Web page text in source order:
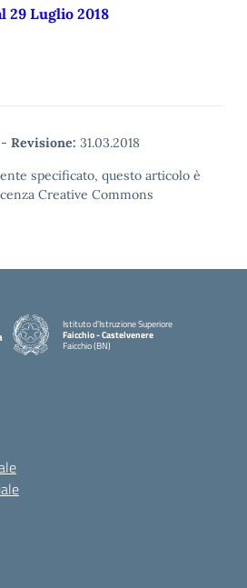
29 Luglio 2018
- Revisione: 31.03.2018
specificato, questo articolo è
Creative Commons
Istituto d'Istruzione Superiore
Faicchio - Castelvenere
Faicchio (BN)